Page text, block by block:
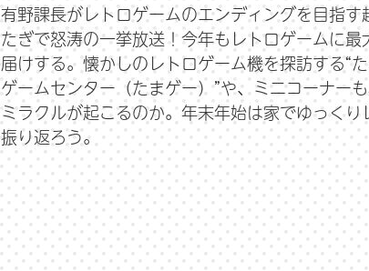
有野課長がレトロゲームのエンディングを目指す
たぎで怒涛の一挙放送！今年もレトロゲームに
届けする。懐かしのレトロゲーム機を探訪する“
ゲームセンター（たまゲー）”や、ミニコーナー
ミラクルが起こるのか。年末年始は家でゆっくり
振り返ろう。